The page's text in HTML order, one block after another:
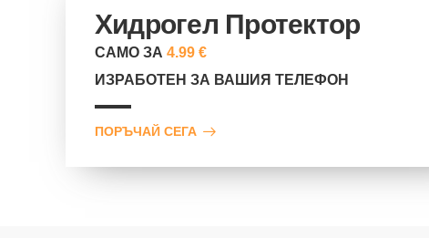
Хидрогел Протектор
САМО ЗА 4.99 €
ИЗРАБОТЕН ЗА ВАШИЯ ТЕЛЕФОН
ПОРЪЧАЙ СЕГА